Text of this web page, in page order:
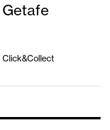
Click&Collect